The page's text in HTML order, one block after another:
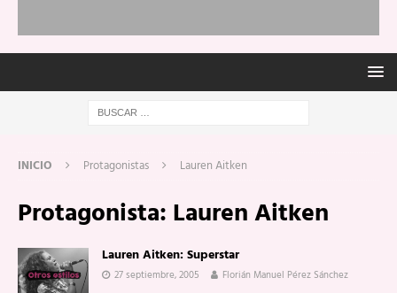
INICIO Protagonistas Lauren Aitken
Protagonista: Lauren Aitken
Lauren Aitken: Superstar
27 septiembre, 2005 Florián Manuel Pérez Sánchez